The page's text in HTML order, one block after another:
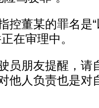
董某的罪名是“
在审理中。
朋友提醒，请
他人负责也是对